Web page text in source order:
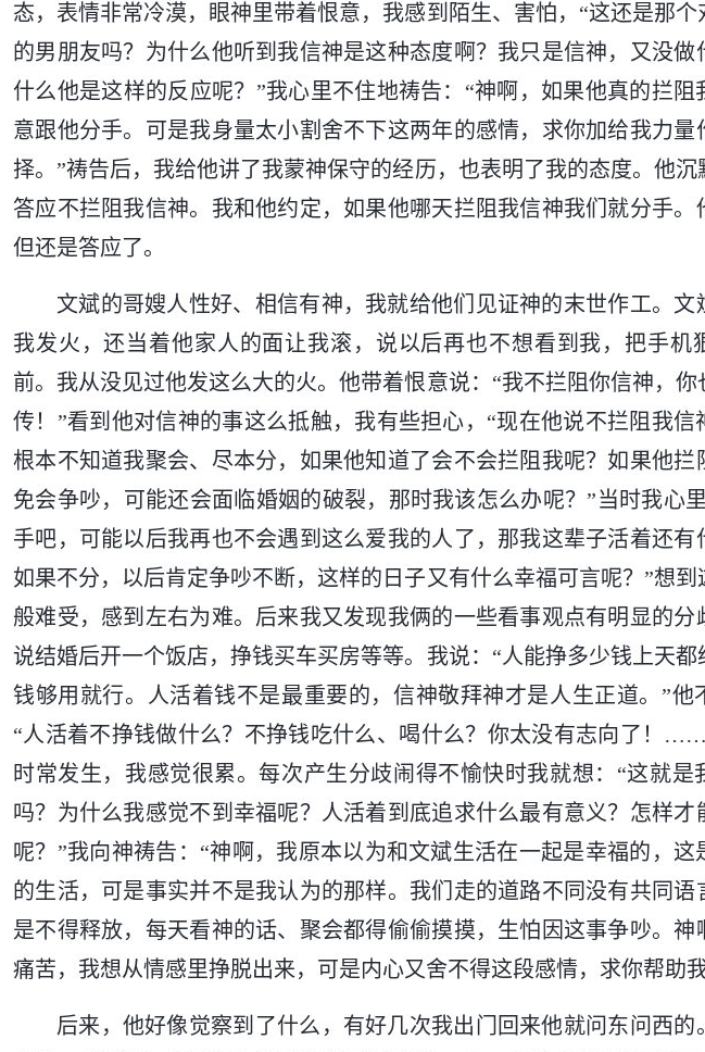
态，表情非常冷漠，眼神里带着恨意，我感到陌生、害怕，“这还是那个
的男朋友吗？为什么他听到我信神是这种态度啊？我只是信神，又没做
什么他是这样的反应呢？”我心里不住地祷告：“神啊，如果他真的拦阻
意跟他分手。可是我身量太小割舍不下这两年的感情，求你加给我力量
择。”祷告后，我给他讲了我蒙神保守的经历，也表明了我的态度。他沉
答应不拦阻我信神。我和他约定，如果他哪天拦阻我信神我们就分手。
但还是答应了。
文斌的哥嫂人性好、相信有神，我就给他们见证神的末世作工。文
我发火，还当着他家人的面让我滚，说以后再也不想看到我，把手机
前。我从没见过他发这么大的火。他带着恨意说：“我不拦阻你信神，你
传！”看到他对信神的事这么抵触，我有些担心，“现在他说不拦阻我信
根本不知道我聚会、尽本分，如果他知道了会不会拦阻我呢？如果他拦
免会争吵，可能还会面临婚姻的破裂，那时我该怎么办呢？”当时我心
手吧，可能以后我再也不会遇到这么爱我的人了，那我这辈子活着还有
如果不分，以后肯定争吵不断，这样的日子又有什么幸福可言呢？”想到
般难受，感到左右为难。后来我又发现我俩的一些看事观点有明显的分
说结婚后开一个饭店，挣钱买车买房等等。我说：“人能挣多少钱上天都
钱够用就行。人活着钱不是最重要的，信神敬拜神才是人生正道。”他
“人活着不挣钱做什么？不挣钱吃什么、喝什么？你太没有志向了！
时常发生，我感觉很累。每次产生分歧闹得不愉快时我就想：“这就是
吗？为什么我感觉不到幸福呢？人活着到底追求什么最有意义？怎样才
呢？”我向神祷告：“神啊，我原本以为和文斌生活在一起是幸福的，这
的生活，可是事实并不是我认为的那样。我们走的道路不同没有共同语
是不得释放，每天看神的话、聚会都得偷偷摸摸，生怕因这事争吵。神
痛苦，我想从情感里挣脱出来，可是内心又舍不得这段感情，求你帮助
后来，他好像觉察到了什么，有好几次我出门回来他就问东问西的